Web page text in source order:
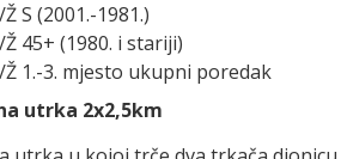
S (2001.-1981.)
45+ (1980. i stariji)
1.-3. mjesto ukupni poredak
utrka 2x2,5km